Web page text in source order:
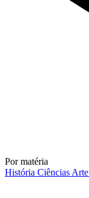
Por matéria
História Ciências Arte